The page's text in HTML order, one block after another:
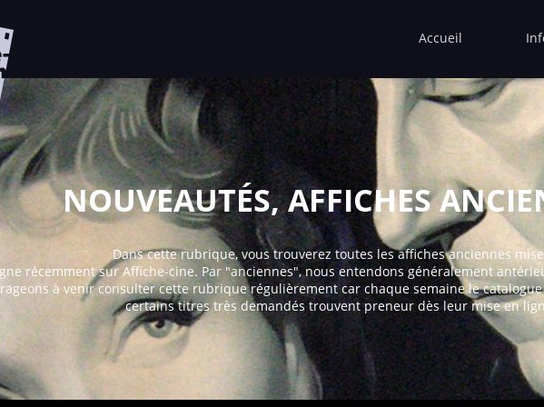
Accueil
NOUVEAUTÉS, AFFICHES
Dans cette rubrique, vous trouverez toutes les affiches anciennes
récemment sur Affiche-cine. Par "anciennes", nous entendons généralement
à venir consulter cette rubrique régulièrement car chaque semaine le
certains titres très demandés trouvent preneur dès leur mise en